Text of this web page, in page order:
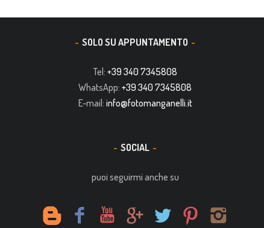
SOLO SU APPUNTAMENTO
Tel: +39 340 7345808
WhatsApp: +39 340 7345808
E-mail: info@fotomanganelli.it
SOCIAL
puoi seguirmi anche su